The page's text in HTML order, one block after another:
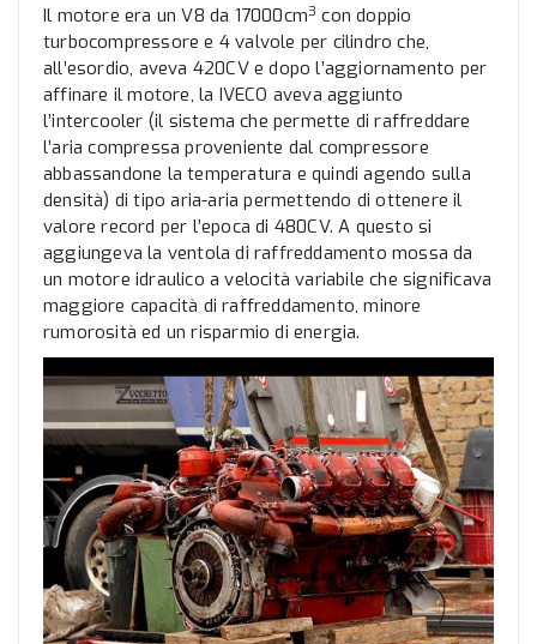
Il motore era un V8 da 17000cm3 con doppio
turbocompressore e 4 valvole per cilindro che,
all’esordio, aveva 420CV e dopo l’aggiornamento per
affinare il motore, la IVECO aveva aggiunto
l’intercooler (il sistema che permette di raffreddare
l’aria compressa proveniente dal compressore
abbassandone la temperatura e quindi agendo sulla
densità) di tipo aria-aria permettendo di ottenere il
valore record per l’epoca di 480CV. A questo si
aggiungeva la ventola di raffreddamento mossa da
un motore idraulico a velocità variabile che significava
maggiore capacità di raffreddamento, minore
rumorosità ed un risparmio di energia.